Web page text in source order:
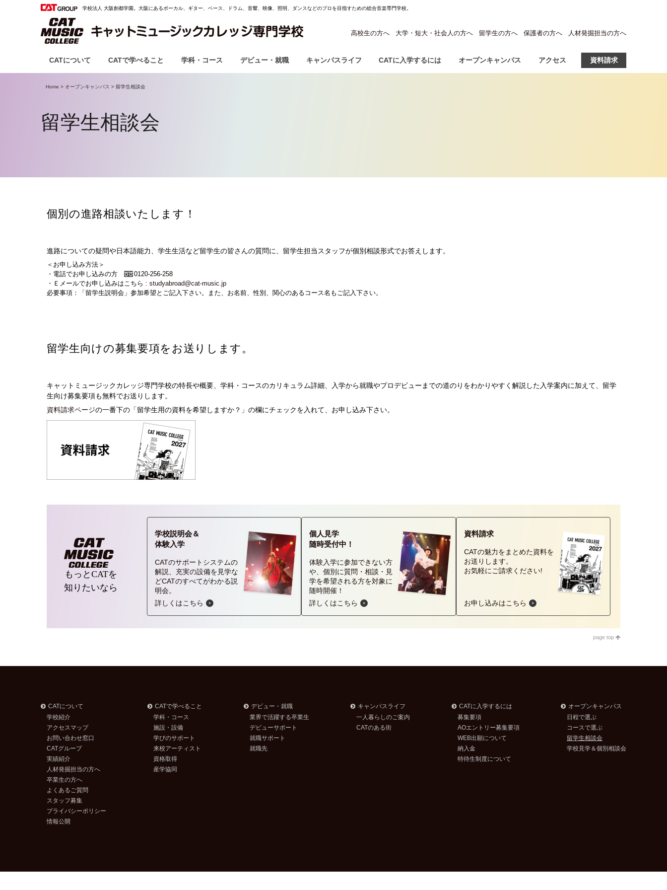
学校法人 大阪創都学園。 大阪にあるボーカル、ギター、ベース、ドラム、音響、映像、照明、ダンスなどのプロを目指すための総合音楽専門学校。
高校生の方へ 大学・短大・社会人の方へ 留学生の方へ 保護者の方へ 人材発掘担当の方へ
CATについて CATで学べること 学科・コース デビュー・就職 キャンパスライフ CATに入学するには オープンキャンパス アクセス 資料請求
Home > オープンキャンパス > 留学生相談会
留学生相談会
個別の進路相談いたします！
進路についての疑問や日本語能力、学生生活など留学生の皆さんの質問に、留学生担当スタッフが個別相談形式でお答えします。
＜お申し込み方法＞
・電話でお申し込みの方
0120-256-258
・Ｅメールでお申し込みはこちら : studyabroad@cat-music.jp
必要事項：「留学生説明会」参加希望とご記入下さい。また、お名前、性別、関心のあるコース名もご記入下さい。
留学生向けの募集要項をお送りします。
キャットミュージックカレッジ専門学校の特長や概要、学科・コースのカリキュラム詳細、入学から就職やプロデビューまでの道のりをわかりやすく解説した入学案内に加えて、留学
生向け募集要項も無料でお送りします。
資料請求ページの一番下の「留学生用の資料を希望しますか？」の欄にチェックを入れて、お申し込み下さい。
もっとCATを
知りたいなら
学校説明会＆
体験入学
CATのサポートシステムの
解説、充実の設備を見学な
どCATのすべてがわかる説
明会。
詳しくはこちら
個人見学
随時受付中！
体験入学に参加できない方
や、個別に質問・相談・見
学を希望される方を対象に
随時開催！
詳しくはこちら
資料請求
CATの魅力をまとめた資料を
お送りします。
お気軽にご請求ください!
お申し込みはこちら
page top
CATについて
学校紹介
アクセスマップ
お問い合わせ窓口
CATグループ
実績紹介
人材発掘担当の方へ
卒業生の方へ
よくあるご質問
スタッフ募集
プライバシーポリシー
情報公開
CATで学べること
学科・コース
施設・設備
学びのサポート
来校アーティスト
資格取得
産学協同
デビュー・就職
業界で活躍する卒業生
デビューサポート
就職サポート
就職先
キャンパスライフ
一人暮らしのご案内
CATのある街
CATに入学するには
募集要項
AOエントリー募集要項
WEB出願について
納入金
特待生制度について
オープンキャンパス
日程で選ぶ
コースで選ぶ
留学生相談会
学校見学＆個別相談会